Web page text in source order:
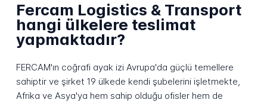
Fercam Logistics & Transport
hangi ülkelere teslimat
yapmaktadır?
FERCAM'ın coğrafi ayak izi Avrupa'da güçlü temellere
sahiptir ve şirket 19 ülkede kendi şubelerini işletmekte,
Afrika ve Asya'ya hem sahip olduğu ofisler hem de